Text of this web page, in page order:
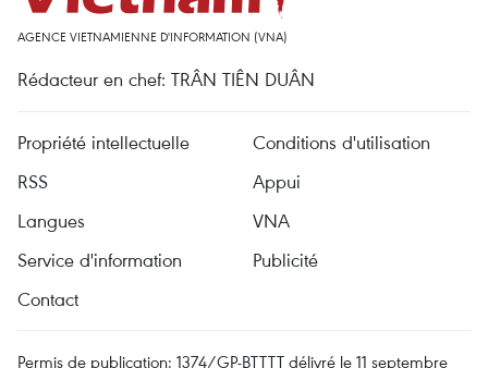
AGENCE VIETNAMIENNE D'INFORMATION (VNA)
Rédacteur en chef: TRÂN TIÊN DUÂN
Propriété intellectuelle
Conditions d'utilisation
RSS
Appui
Langues
VNA
Service d'information
Publicité
Contact
Permis de publication: 1374/GP-BTTTT délivré le 11 septembre